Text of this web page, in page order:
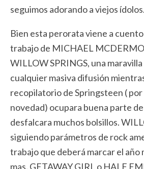
seguimos adorando a viejos ídolos.
Bien esta perorata viene a
trabajo de MICHAEL
WILLOW SPRINGS, una
cualquier masiva difusión
recopilatorio de Springsteen (
novedad) ocupara buena parte
desfalcara muchos bolsillos.
siguiendo parámetros de rock
trabajo que deberá marcar el año
mas. GETAWAY GIRL o HALF